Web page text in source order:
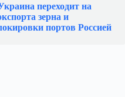
переходит на
зерна и
портов Россией